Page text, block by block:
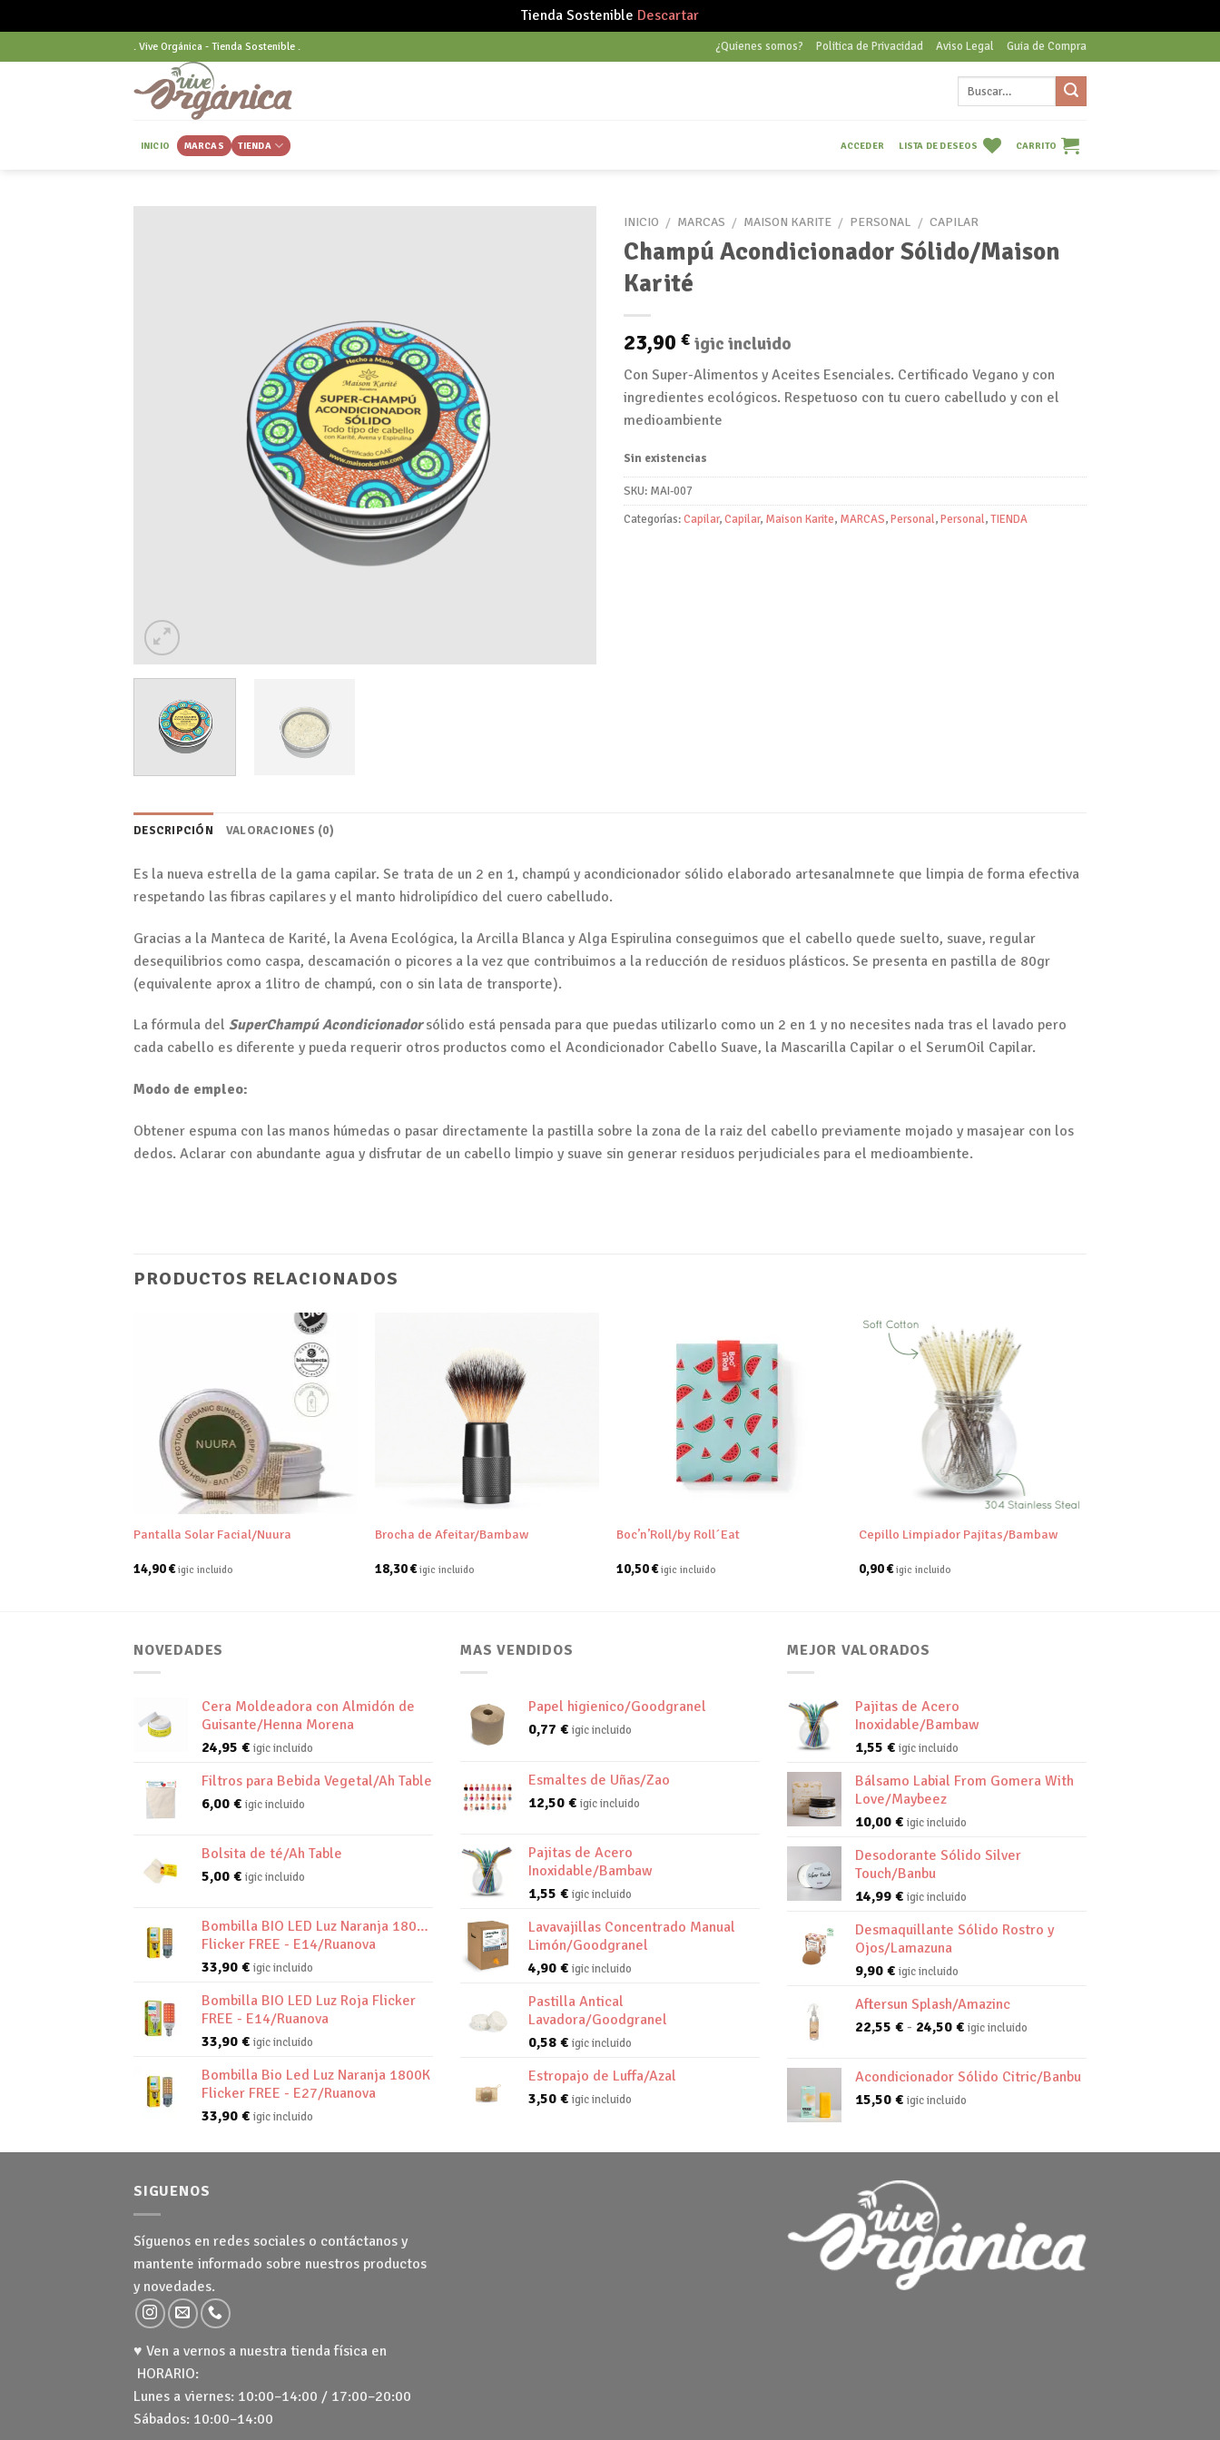
Tienda Sostenible Descartar
to
. Vive Orgánica - Tienda Sostenible . ¿Quienes somos? Politica de Privacidad Aviso Legal Guia de Compra
INICIO MARCAS TIENDA ACCEDER LISTA DE DESEOS CARRITO
INICIO / MARCAS / MAISON KARITE / PERSONAL / CAPILAR
Champú Acondicionador Sólido/Maison
Karité
23,90 € igic incluido
Con Super-Alimentos y Aceites Esenciales. Certificado Vegano y con
ingredientes ecológicos. Respetuoso con tu cuero cabelludo y con el
medioambiente
Sin existencias
SKU: MAI-007
Categorías:Capilar,Capilar, Maison Karite, MARCAS,Personal,Personal,TIENDA
DESCRIPCIÓN VALORACIONES (0)
Es la nueva estrella de la gama capilar. Se trata de un 2 en 1, champú y acondicionador sólido elaborado artesanalmnete que limpia de forma efectiva
respetando las fibras capilares y el manto hidrolipídico del cuero cabelludo.
Gracias a la Manteca de Karité, la Avena Ecológica, la Arcilla Blanca y Alga Espirulina conseguimos que el cabello quede suelto, suave, regular
desequilibrios como caspa, descamación o picores a la vez que contribuimos a la reducción de residuos plásticos. Se presenta en pastilla de 80gr
(equivalente aprox a 1litro de champú, con o sin lata de transporte).
La fórmula del SuperChampú Acondicionadorsólido está pensada para que puedas utilizarlo como un 2 en 1 y no necesites nada tras el lavado pero
cada cabello es diferente y pueda requerir otros productos como el Acondicionador Cabello Suave, la Mascarilla Capilar o el SerumOil Capilar.
Modo de empleo:
Obtener espuma con las manos húmedas o pasar directamente la pastilla sobre la zona de la raiz del cabello previamente mojado y masajear con los
dedos. Aclarar con abundante agua y disfrutar de un cabello limpio y suave sin generar residuos perjudiciales para el medioambiente.
PRODUCTOS RELACIONADOS
Añadir
a tu
lista de
Pantalla Solar Facial/Nuura
14,90€ igic incluido
Brocha de Afeitar/Bambaw
18,30€ igic incluido
Boc’n’Roll/by Roll´Eat
10,50€ igic incluido
Cepillo Limpiador Pajitas/Bambaw
0,90€ igic incluido
NOVEDADES
Cera Moldeadora con Almidón de
Guisante/Henna Morena
24,95 € igic incluido
Filtros para Bebida Vegetal/Ah Table
6,00 € igic incluido
Bolsita de té/Ah Table
5,00 € igic incluido
Bombilla BIO LED Luz Naranja 1800K
Flicker FREE - E14/Ruanova
33,90 € igic incluido
Bombilla BIO LED Luz Roja Flicker
FREE - E14/Ruanova
33,90 € igic incluido
Bombilla Bio Led Luz Naranja 1800K
Flicker FREE - E27/Ruanova
33,90 € igic incluido
MAS VENDIDOS
Papel higienico/Goodgranel
0,77 € igic incluido
Esmaltes de Uñas/Zao
12,50 € igic incluido
Pajitas de Acero
Inoxidable/Bambaw
1,55 € igic incluido
Lavavajillas Concentrado Manual
Limón/Goodgranel
4,90 € igic incluido
Pastilla Antical
Lavadora/Goodgranel
0,58 € igic incluido
Estropajo de Luffa/Azal
3,50 € igic incluido
MEJOR VALORADOS
Pajitas de Acero
Inoxidable/Bambaw
1,55 € igic incluido
Bálsamo Labial From Gomera With
Love/Maybeez
10,00 € igic incluido
Desodorante Sólido Silver
Touch/Banbu
14,99 € igic incluido
Desmaquillante Sólido Rostro y
Ojos/Lamazuna
9,90 € igic incluido
Aftersun Splash/Amazinc
22,55 € - 24,50 €Rango
desde
22,55 €
igic incluido
Acondicionador Sólido Citric/Banbu
15,50 € igic incluido
SIGUENOS
Síguenos en redes sociales o contáctanos y
mantente informado sobre nuestros productos
y novedades.
♥ Ven a vernos a nuestra tienda física en
HORARIO:
Lunes a viernes: 10:00–14:00 / 17:00–20:00
Sábados: 10:00–14:00